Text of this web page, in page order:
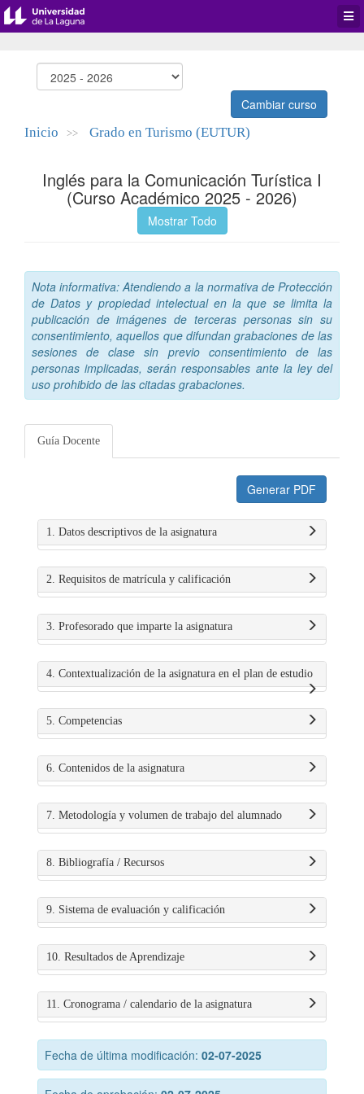
Cambiar curso
Inicio >> Grado en Turismo (EUTUR)
Inglés para la Comunicación Turística I
(Curso Académico 2025 - 2026)
Mostrar Todo
Nota informativa: Atendiendo a la normativa de Protección
de Datos y propiedad intelectual en la que se limita la
publicación de imágenes de terceras personas sin su
consentimiento, aquellos que difundan grabaciones de las
sesiones de clase sin previo consentimiento de las
personas implicadas, serán responsables ante la ley del
uso prohibido de las citadas grabaciones.
Guía Docente
Generar PDF
1. Datos descriptivos de la asignatura
2. Requisitos de matrícula y calificación
3. Profesorado que imparte la asignatura
4. Contextualización de la asignatura en el plan de estudio
5. Competencias
6. Contenidos de la asignatura
7. Metodología y volumen de trabajo del alumnado
8. Bibliografía / Recursos
9. Sistema de evaluación y calificación
10. Resultados de Aprendizaje
11. Cronograma / calendario de la asignatura
Fecha de última modificación: 02-07-2025